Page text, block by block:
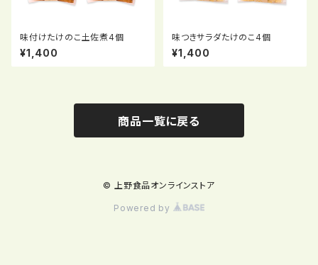
味付けたけのこ土佐煮4個
¥1,400
味つきサラダたけのこ4個
¥1,400
商品一覧に戻る
© 上野食品オンラインストア
Powered by